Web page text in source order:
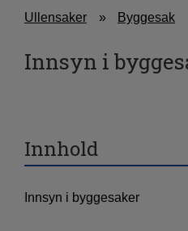
Ullensaker Byggesak
Innsyn i
Innhold
Innsyn i byggesaker